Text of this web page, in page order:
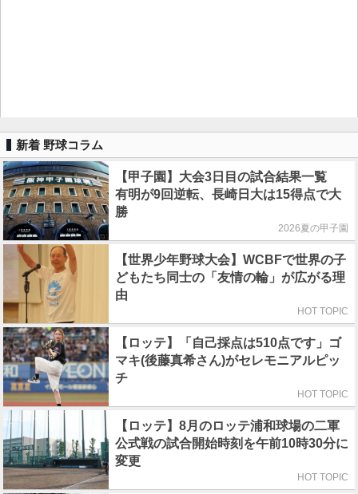
新着 野球コラム
【甲子園】大会3日目の試合結果一覧
有明が9回逆転、長崎日大は15得点で大
勝
2026夏の甲子園
【世界少年野球大会】WCBFで世界の子
どもたち同士の「友情の輪」が広がる理
由
HOT TOPIC
【ロッテ】「自己採点は510点です」ゴ
マキ(後藤真希さん)がセレモニアルピッ
チ
HOT TOPIC
【ロッテ】8月のロッテ浦和球場の二軍
公式戦の試合開始時刻を午前10時30分に
変更
HOT TOPIC